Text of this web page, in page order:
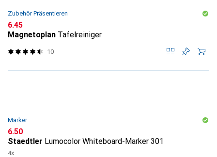
Zubehör Präsentieren
CHF
6.45
Magnetoplan Tafelreiniger
10
Marker
CHF
6.50
Staedtler Lumocolor Whiteboard-Marker 301
4x